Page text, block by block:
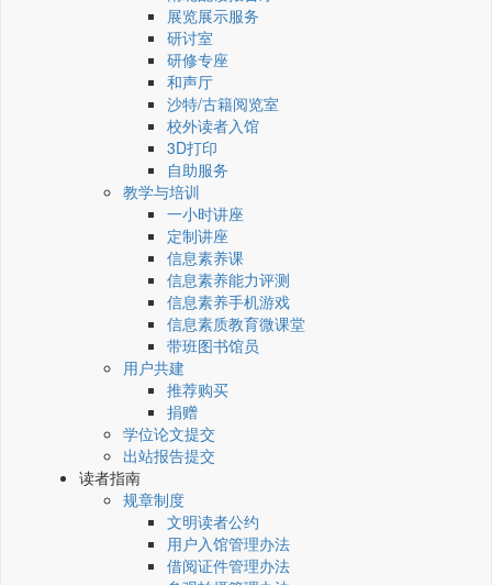
展览展示服务
研讨室
研修专座
和声厅
沙特/古籍阅览室
校外读者入馆
3D打印
自助服务
教学与培训
一小时讲座
定制讲座
信息素养课
信息素养能力评测
信息素养手机游戏
信息素质教育微课堂
带班图书馆员
用户共建
推荐购买
捐赠
学位论文提交
出站报告提交
读者指南
规章制度
文明读者公约
用户入馆管理办法
借阅证件管理办法